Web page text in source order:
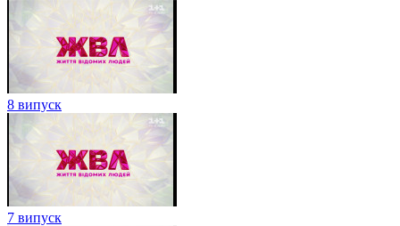
8 випуск
7 випуск